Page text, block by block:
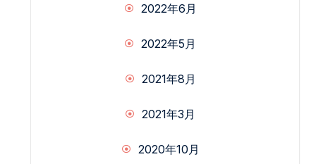
2022年6月
2022年5月
2021年8月
2021年3月
2020年10月